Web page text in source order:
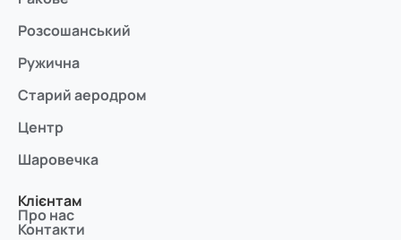
Розсошанський
Ружична
Старий аеродром
Центр
Шаровечка
Клієнтам
Про нас
Контакти